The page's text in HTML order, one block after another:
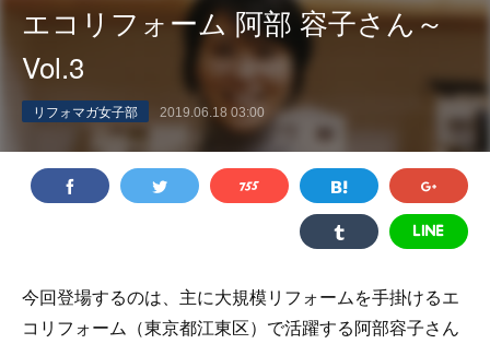
エコリフォーム 阿部 容子さん～
Vol.3
リフォマガ女子部 2019.06.18 03:00
今回登場するのは、主に大規模リフォームを手掛けるエ
コリフォーム（東京都江東区）で活躍する阿部容子さん